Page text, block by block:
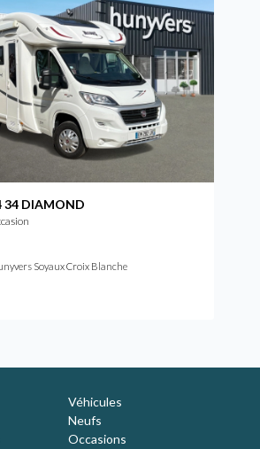
34 DIAMOND
Soyaux Croix Blanche
Véhicules
Neufs
Occasions